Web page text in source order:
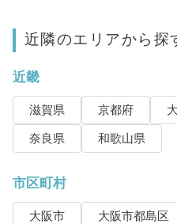
近隣のエリアから探
近畿
滋賀県 京都府
奈良県
和歌山県
市区町村
大阪市 大阪市都島区